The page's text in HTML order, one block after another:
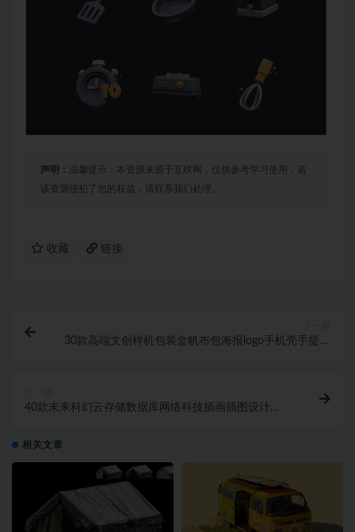
声明： 温馨提示：本资源来源于互联网，仅供参考学习使用，若
该资源侵犯了您的权益，请联系我们处理。
收藏 链接
30款高端文创样机包装盒帆布包海报logo手机壳手提袋
40款未来科幻云存储数据库网络科技插画插图设计
相关文章